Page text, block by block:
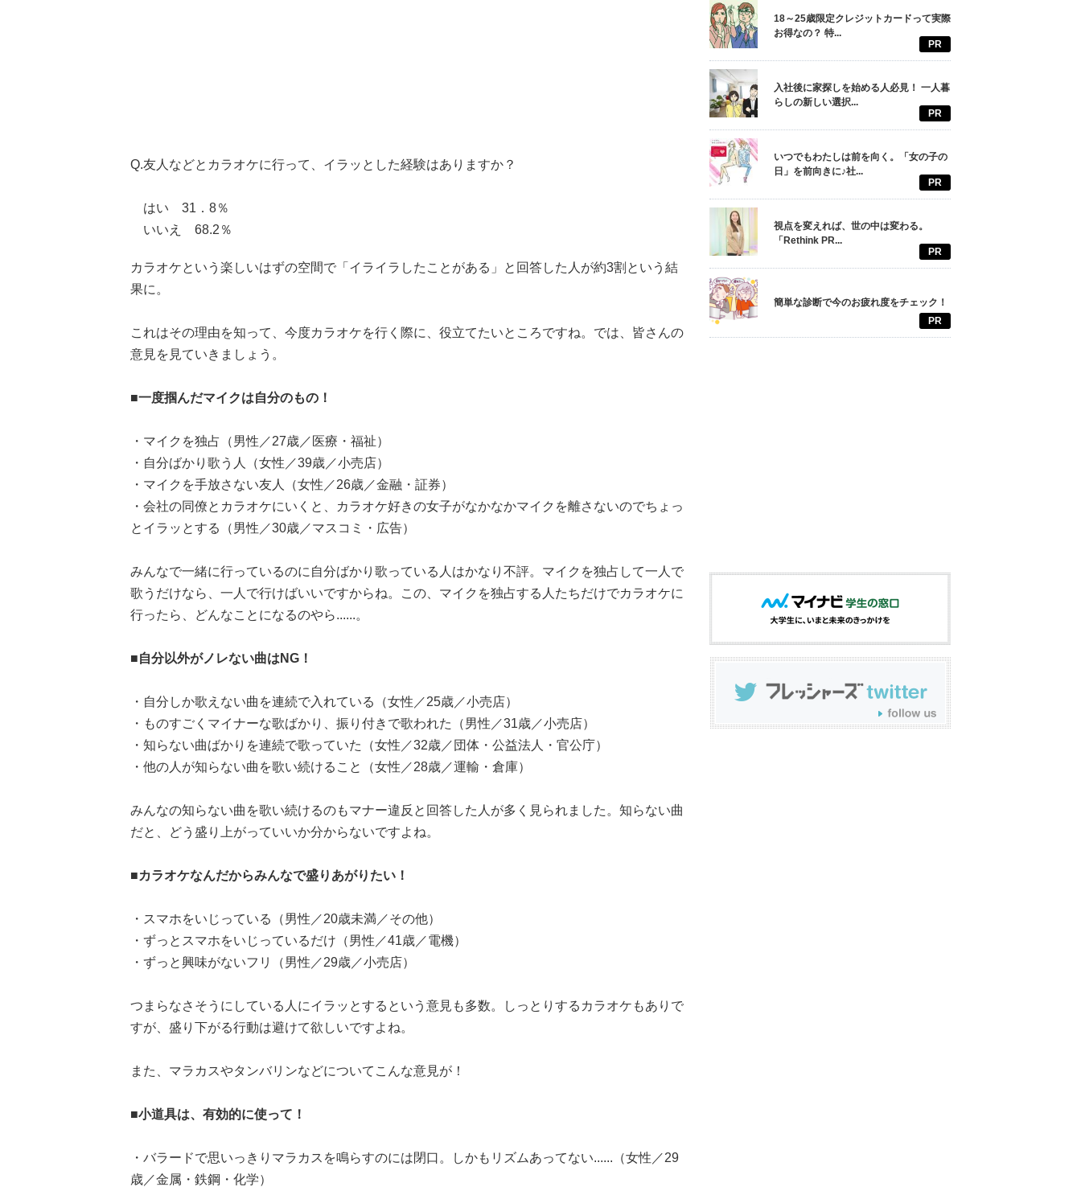
Q.友人などとカラオケに行って、イラッとした経験はありますか？
はい 31．8％
いいえ 68.2％
カラオケという楽しいはずの空間で「イライラしたことがある」と回答した人が約3割という結
果に。
これはその理由を知って、今度カラオケを行く際に、役立てたいところですね。では、皆さんの
意見を見ていきましょう。
■一度掴んだマイクは自分のもの！
・マイクを独占（男性／27歳／医療・福祉）
・自分ばかり歌う人（女性／39歳／小売店）
・マイクを手放さない友人（女性／26歳／金融・証券）
・会社の同僚とカラオケにいくと、カラオケ好きの女子がなかなかマイクを離さないのでちょっ
とイラッとする（男性／30歳／マスコミ・広告）
みんなで一緒に行っているのに自分ばかり歌っている人はかなり不評。マイクを独占して一人で
歌うだけなら、一人で行けばいいですからね。この、マイクを独占する人たちだけでカラオケに
行ったら、どんなことになるのやら......。
■自分以外がノレない曲はNG！
・自分しか歌えない曲を連続で入れている（女性／25歳／小売店）
・ものすごくマイナーな歌ばかり、振り付きで歌われた（男性／31歳／小売店）
・知らない曲ばかりを連続で歌っていた（女性／32歳／団体・公益法人・官公庁）
・他の人が知らない曲を歌い続けること（女性／28歳／運輸・倉庫）
みんなの知らない曲を歌い続けるのもマナー違反と回答した人が多く見られました。知らない曲
だと、どう盛り上がっていいか分からないですよね。
■カラオケなんだからみんなで盛りあがりたい！
・スマホをいじっている（男性／20歳未満／その他）
・ずっとスマホをいじっているだけ（男性／41歳／電機）
・ずっと興味がないフリ（男性／29歳／小売店）
つまらなさそうにしている人にイラッとするという意見も多数。しっとりするカラオケもありで
すが、盛り下がる行動は避けて欲しいですよね。
また、マラカスやタンバリンなどについてこんな意見が！
■小道具は、有効的に使って！
・バラードで思いっきりマラカスを鳴らすのには閉口。しかもリズムあってない......（女性／29
歳／金属・鉄鋼・化学）
18～25歳限定クレジットカードって実際
お得なの？ 特...
PR
入社後に家探しを始める人必見！ 一人暮
らしの新しい選択...
PR
いつでもわたしは前を向く。「女の子の
日」を前向きに♪社...
PR
視点を変えれば、世の中は変わる。
「Rethink PR...
PR
簡単な診断で今のお疲れ度をチェック！
PR